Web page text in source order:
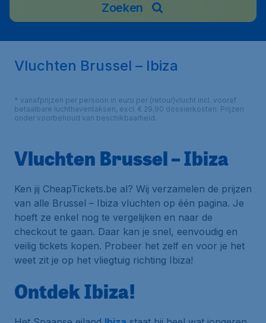
Zoeken
Vluchten Brussel – Ibiza
* vanafprijzen per persoon in euro per (retour)vlucht incl. vooraf
betaalbare luchthaventaksen, excl. € 29,90 dossierkosten. Prijzen
onder voorbehoud van beschikbaarheid.
Vluchten Brussel – Ibiza
Ken jij CheapTickets.be al? Wij verzamelen de prijzen
van alle Brussel – Ibiza vluchten op één pagina. Je
hoeft ze enkel nog te vergelijken en naar de
checkout te gaan. Daar kan je snel, eenvoudig en
veilig tickets kopen. Probeer het zelf en voor je het
weet zit je op het vliegtuig richting Ibiza!
Ontdek Ibiza!